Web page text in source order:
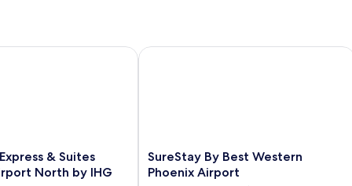
& Suites
North by IHG
& Suites Phoenix - Airport North by IHG
SureStay
By
SureStay By Best Western
Phoenix Airport
SureStay By Best Western Phoenix